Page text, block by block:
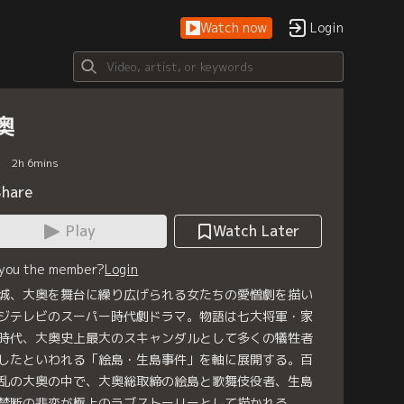
Watch now Login
2h 6mins
Play
Watch Later
the member?Login
、大奥を舞台に繰り広げられる女たちの愛憎劇を描い
テレビのスーパー時代劇ドラマ。物語は七大将軍・家
代、大奥史上最大のスキャンダルとして多くの犠牲者
たといわれる「絵島・生島事件」を軸に展開する。百
の大奥の中で、大奥総取締の絵島と歌舞伎役者、生島